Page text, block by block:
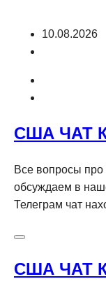
Перейти10.08.2026
США ЧАТ
Все вопросы
обсуждаем в
Телеграм чат
США ЧАТ